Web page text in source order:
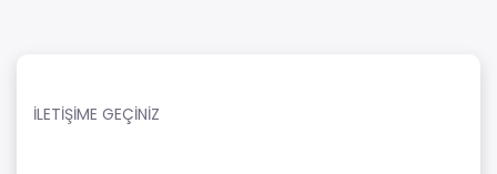
İLETİŞİME GEÇİNİZ